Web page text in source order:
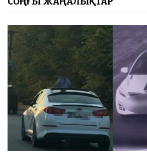
СОҢҒЫ ЖАҢАЛЫҚТАР